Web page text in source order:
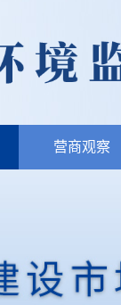
营商观察